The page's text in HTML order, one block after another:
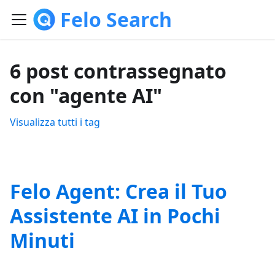
Felo Search
6 post contrassegnato
con "agente AI"
Visualizza tutti i tag
Felo Agent: Crea il Tuo
Assistente AI in Pochi
Minuti